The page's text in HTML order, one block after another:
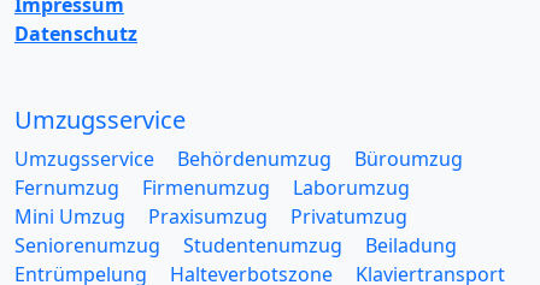
Datenschutz
Umzugsservice
Umzugsservice Behördenumzug
Büroumzug
Fernumzug
Firmenumzug
Laborumzug
Mini Umzug
Praxisumzug
Privatumzug
Seniorenumzug
Studentenumzug
Beiladung
Entrümpelung
Halteverbotszone
Klaviertransport